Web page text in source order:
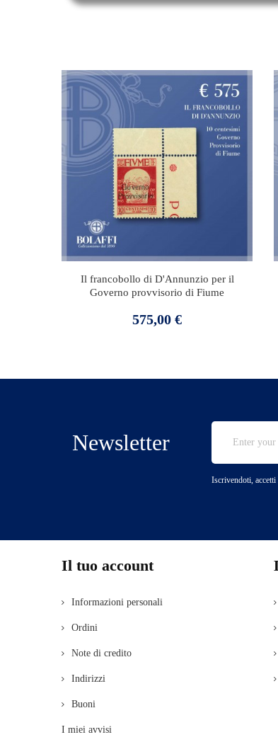
Il francobollo di D'Annunzio per il
Governo provvisorio di Fiume
Prezzo
575,00 €
Newsletter
Iscrivendoti,
Il tuo account
Informazioni personali
Ordini
Note di credito
Indirizzi
Buoni
I miei avvisi